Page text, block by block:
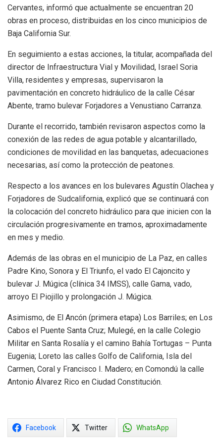
Cervantes, informó que actualmente se encuentran 20
obras en proceso, distribuidas en los cinco municipios de
Baja California Sur.
En seguimiento a estas acciones, la titular, acompañada del
director de Infraestructura Vial y Movilidad, Israel Soria
Villa, residentes y empresas, supervisaron la
pavimentación en concreto hidráulico de la calle César
Abente, tramo bulevar Forjadores a Venustiano Carranza.
Durante el recorrido, también revisaron aspectos como la
conexión de las redes de agua potable y alcantarillado,
condiciones de movilidad en las banquetas, adecuaciones
necesarias, así como la protección de peatones.
Respecto a los avances en los bulevares Agustín Olachea y
Forjadores de Sudcalifornia, explicó que se continuará con
la colocación del concreto hidráulico para que inicien con la
circulación progresivamente en tramos, aproximadamente
en mes y medio.
Además de las obras en el municipio de La Paz, en calles
Padre Kino, Sonora y El Triunfo, el vado El Cajoncito y
bulevar J. Múgica (clínica 34 IMSS), calle Gama, vado,
arroyo El Piojillo y prolongación J. Múgica.
Asimismo, de El Ancón (primera etapa) Los Barriles; en Los
Cabos el Puente Santa Cruz; Mulegé, en la calle Colegio
Militar en Santa Rosalía y el camino Bahía Tortugas – Punta
Eugenia; Loreto las calles Golfo de California, Isla del
Carmen, Coral y Francisco I. Madero; en Comondú la calle
Antonio Álvarez Rico en Ciudad Constitución.
Facebook Twitter WhatsApp